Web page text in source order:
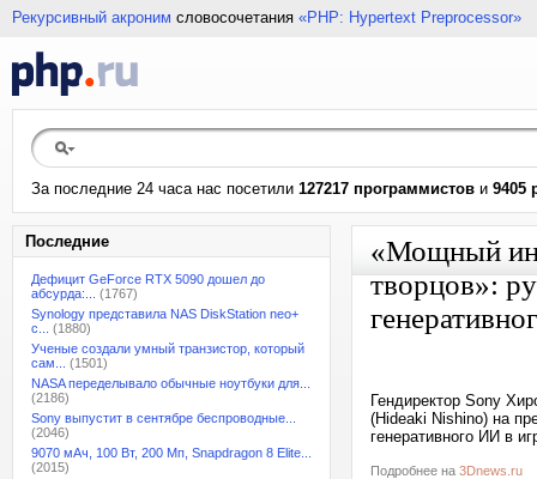
Рекурсивный акроним словосочетания «PHP: Hypertext Preprocessor»
За последние 24 часа нас посетили 127217 программистов и 9405
Последние
Дефицит GeForce RTX 5090 дошел до
абсурда:...
(1767)
Synology представила NAS DiskStation neo+
с...
(1880)
Ученые создали умный транзистор, который
сам...
(1501)
NASA переделывало обычные ноутбуки для...
(2186)
Sony выпустит в сентябре беспроводные...
(2046)
9070 мАч, 100 Вт, 200 Мп, Snapdragon 8 Elite...
(2015)
«Мощный
творцов»:
Гендиректор Sony
(Hideaki Nishino) на
генеративного ИИ в
Подробнее на 3Dnews.ru